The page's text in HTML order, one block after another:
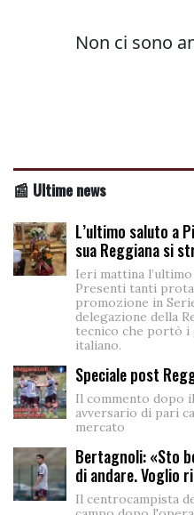
📰 Ultime news
L’ultimo saluto a
sua Reggiana si
Ieri mattina
Presenti tanti
promozione in
delegazione della
tecnico che portò i
italiano.
Speciale post
Il commento dopo
avversario di pari
mercato
Bertagnoli: «Sto
di andare. Voglio
Il centrocampista